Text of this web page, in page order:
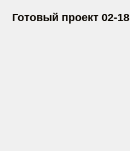
Готовый проект 02-18